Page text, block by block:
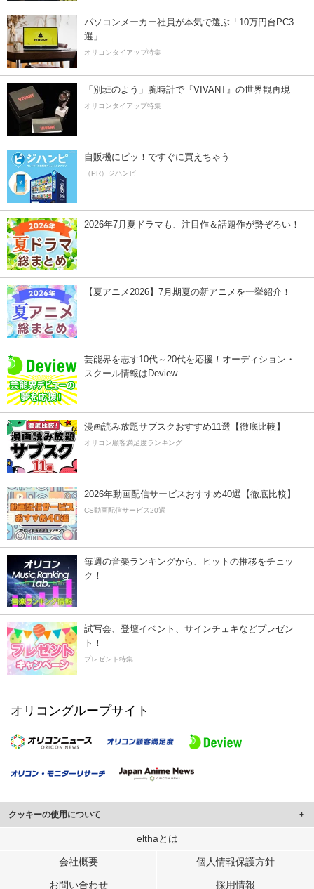
パソコンメーカー社員が本気で選ぶ「10万円台PC3
選」
オリコンタイアップ特集
「別班のよう」腕時計で『VIVANT』の世界観再現
オリコンタイアップ特集
自販機にピッ！ですぐに買えちゃう
（PR）ジハンピ
2026年7月夏ドラマも、注目作＆話題作が勢ぞろい！
【夏アニメ2026】7月期夏の新アニメを一挙紹介！
芸能界を志す10代～20代を応援！オーディション・
スクール情報はDeview
漫画読み放題サブスクおすすめ11選【徹底比較】
オリコン顧客満足度ランキング
2026年動画配信サービスおすすめ40選【徹底比較】
CS動画配信サービス20選
毎週の音楽ランキングから、ヒットの推移をチェッ
ク！
試写会、登壇イベント、サインチェキなどプレゼン
ト！
プレゼント特集
オリコングループサイト
クッキーの使用について
このサイトでは Cookie を使用して、ユーザーに合わせたコンテンツや広告の
行っています。
メディアや広告配信、データ解析の各パートナーに提供しています。
elthaとは
会社概要 個人情報保護方針
お問い合わせ 採用情報